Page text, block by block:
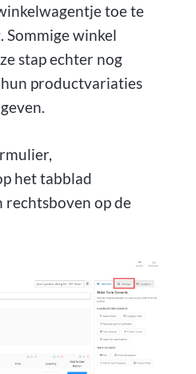
toe te
Sommige winkel
stap echter nog
productvariaties
het tabblad
rechtsboven op de